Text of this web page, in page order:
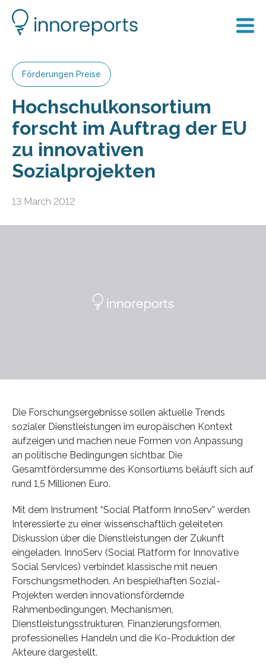
Förderungen Preise
Hochschulkonsortium
forscht im Auftrag der EU
zu innovativen
Sozialprojekten
13 March 2012
Die Forschungsergebnisse sollen aktuelle Trends
sozialer Dienstleistungen im europäischen Kontext
aufzeigen und machen neue Formen von Anpassung
an politische Bedingungen sichtbar. Die
Gesamtfördersumme des Konsortiums beläuft sich auf
rund 1,5 Millionen Euro.
Mit dem Instrument “Social Platform InnoServ” werden
Interessierte zu einer wissenschaftlich geleiteten
Diskussion über die Dienstleistungen der Zukunft
eingeladen. InnoServ (Social Platform for Innovative
Social Services) verbindet klassische mit neuen
Forschungsmethoden. An bespielhaften Sozial-
Projekten werden innovationsfördernde
Rahmenbedingungen, Mechanismen,
Dienstleistungsstrukturen, Finanzierungsformen,
professionelles Handeln und die Ko-Produktion der
Akteure dargestellt.